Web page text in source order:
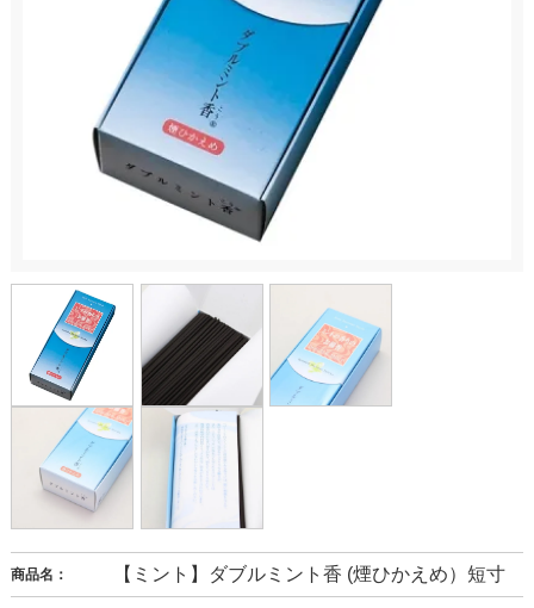
商品名： 【ミント】ダブルミント香 (煙ひかえめ）短寸